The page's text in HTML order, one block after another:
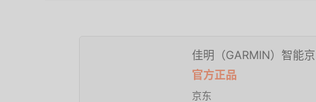
佳明（GARMIN）智能
官方正品
京东